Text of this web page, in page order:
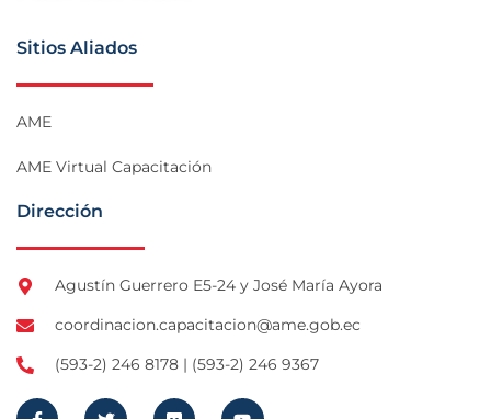
Sitios Aliados
AME
AME Virtual Capacitación
Dirección
Agustín Guerrero E5-24 y José María Ayora
coordinacion.capacitacion@ame.gob.ec
(593-2) 246 8178 | (593-2) 246 9367